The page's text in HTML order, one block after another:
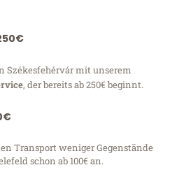
Székesfehérvár mit unserem
, der bereits ab 250€ beginnt.
Transport weniger Gegenstände
schon ab 100€ an.